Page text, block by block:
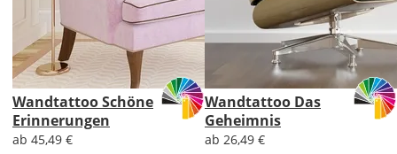
Wandtattoo Schöne
Erinnerungen
ab 45,49 €
Wandtattoo Das
Geheimnis
ab 26,49 €